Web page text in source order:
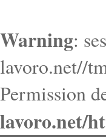
Warning:
lavoro.net//
Permission
lavoro.net/